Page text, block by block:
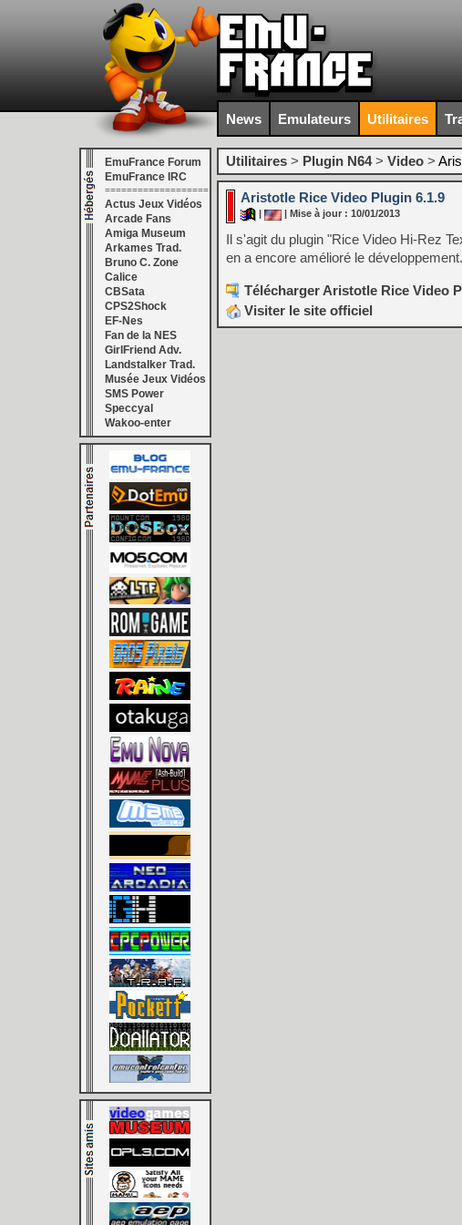
News Emulateurs Utilitaires
EmuFrance Forum
EmuFrance IRC
===================
Actus Jeux Vidéos
Arcade Fans
Amiga Museum
Arkames Trad.
Bruno C. Zone
Calice
CBSata
CPS2Shock
EF-Nes
Fan de la NES
GirlFriend Adv.
Landstalker Trad.
Musée Jeux Vidéos
SMS Power
Speccyal
Wakoo-enter
Utilitaires > Plugin N64> Video >
Aristotle Rice Video Plugin 6.1.9
| Mise à jour : 10/01/2013
Il s'agit du plugin "Rice Video Hi-Rez
en a encore amélioré le
Télécharger Aristotle Rice Video
Visiter le site officiel